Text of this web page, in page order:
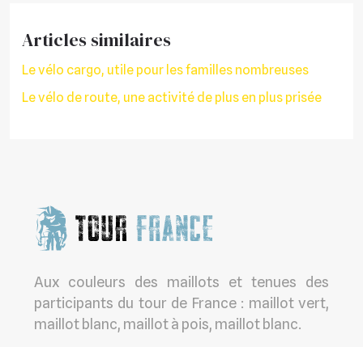
Articles similaires
Le vélo cargo, utile pour les familles nombreuses
Le vélo de route, une activité de plus en plus prisée
Aux couleurs des maillots et tenues des
participants du tour de France : maillot vert,
maillot blanc, maillot à pois, maillot blanc.